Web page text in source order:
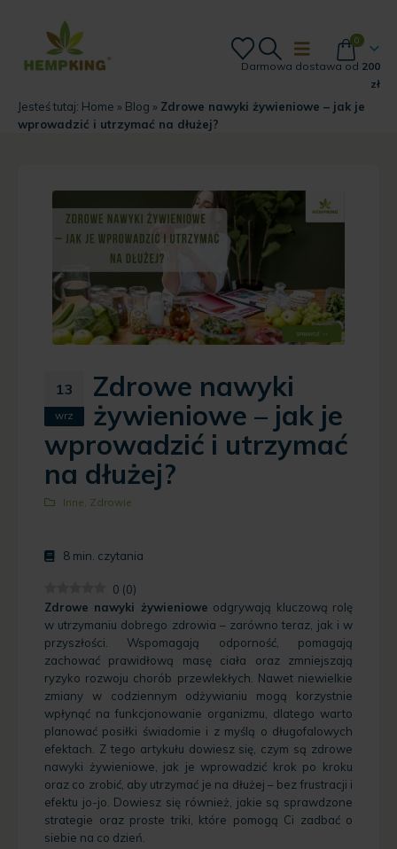
0
Darmowa dostawa od 200
zł
Jesteś tutaj: Home » Blog » Zdrowe nawyki żywieniowe – jak je
wprowadzić i utrzymać na dłużej?
13
wrz
Zdrowe nawyki
żywieniowe – jak je
wprowadzić i utrzymać
na dłużej?
Inne Zdrowie
8 min. czytania
0 (0)
Zdrowe nawyki żywieniowe odgrywają kluczową rolę
w utrzymaniu dobrego zdrowia – zarówno teraz, jak i w
przyszłości. Wspomagają odporność, pomagają
zachować prawidłową masę ciała oraz zmniejszają
ryzyko rozwoju chorób przewlekłych. Nawet niewielkie
zmiany w codziennym odżywianiu mogą korzystnie
wpłynąć na funkcjonowanie organizmu, dlatego warto
planować posiłki świadomie i z myślą o długofalowych
efektach. Z tego artykułu dowiesz się, czym są zdrowe
nawyki żywieniowe, jak je wprowadzić krok po kroku
oraz co zrobić, aby utrzymać je na dłużej – bez frustracji i
efektu jo-jo. Dowiesz się również, jakie są sprawdzone
strategie oraz proste triki, które pomogą Ci zadbać o
siebie na co dzień.